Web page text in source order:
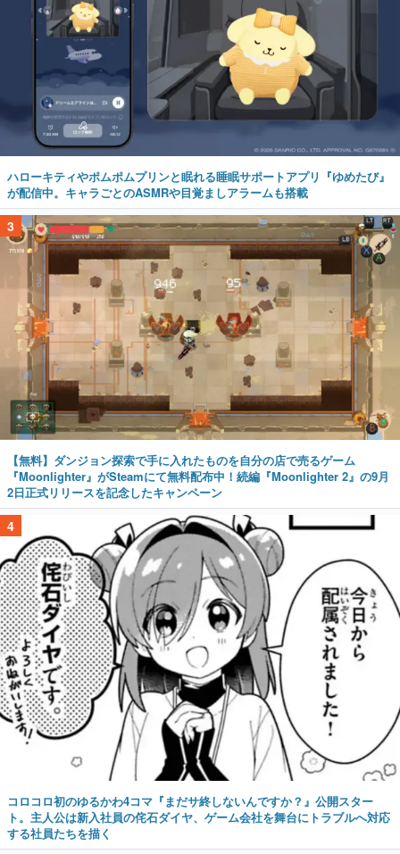
ハローキティやポムポムプリンと眠れる睡眠サポートアプリ『ゆめたび』
が配信中。キャラごとのASMRや目覚ましアラームも搭載
3
【無料】ダンジョン探索で手に入れたものを自分の店で売るゲーム
『Moonlighter』がSteamにて無料配布中！続編『Moonlighter 2』の9月
2日正式リリースを記念したキャンペーン
4
コロコロ初のゆるかわ4コマ『まだサ終しないんですか？』公開スター
ト。主人公は新入社員の侘石ダイヤ、ゲーム会社を舞台にトラブルへ対応
する社員たちを描く